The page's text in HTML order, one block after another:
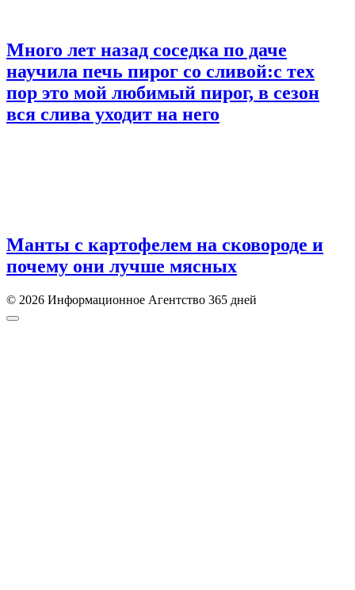
Много лет назад соседка по даче
научила печь пирог со сливой:с тех
пор это мой любимый пирог, в сезон
вся слива уходит на него
Манты с картофелем на сковороде и
почему они лучше мясных
© 2026 Информационное Агентство 365 дней